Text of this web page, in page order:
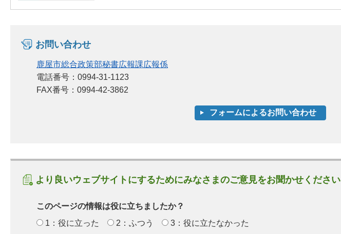
お問い合わせ
鹿屋市総合政策部秘書広報課広報係
電話番号：0994-31-1123
FAX番号：0994-42-3862
より良いウェブサイトにするためにみなさまのご意見をお聞かせください
このページの情報は役に立ちましたか？
1：役に立った
2：ふつう 3：役に立たなかった